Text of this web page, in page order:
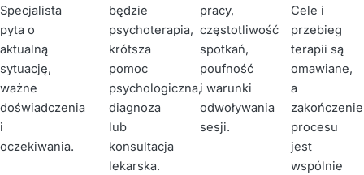
Specjalista
pyta o
aktualną
sytuację,
ważne
doświadczenia
i
oczekiwania.
będzie
psychoterapia,
krótsza
pomoc
psychologiczna,
diagnoza
lub
konsultacja
lekarska.
pracy,
częstotliwość
spotkań,
poufność
i warunki
odwoływania
sesji.
Cele i
przebieg
terapii są
omawiane,
a
zakończenie
procesu
jest
wspólnie